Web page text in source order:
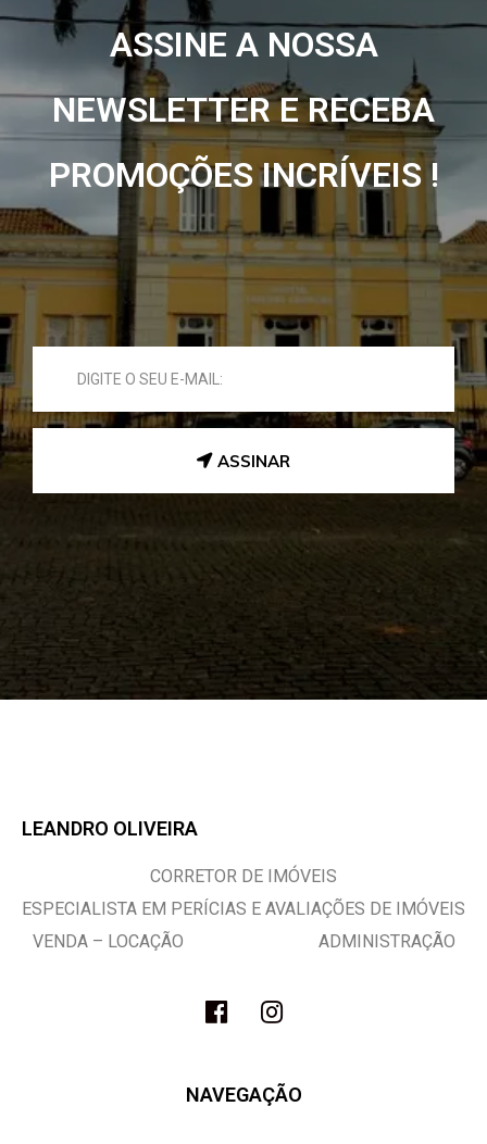
ASSINE A NOSSA
NEWSLETTER E RECEBA
PROMOÇÕES INCRÍVEIS !
ASSINAR
LEANDRO OLIVEIRA
CORRETOR DE IMÓVEIS
ESPECIALISTA EM PERÍCIAS E AVALIAÇÕES DE IMÓVEIS
VENDA – LOCAÇÃO ADMINISTRAÇÃO
NAVEGAÇÃO